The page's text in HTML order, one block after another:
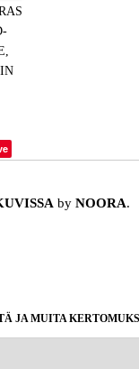
byNOORA.
JA MUITA